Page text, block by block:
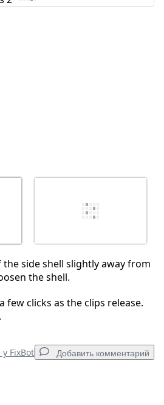
side shell slightly away from
the shell.
few clicks as the clips release.
FixBot Добавить комментарий